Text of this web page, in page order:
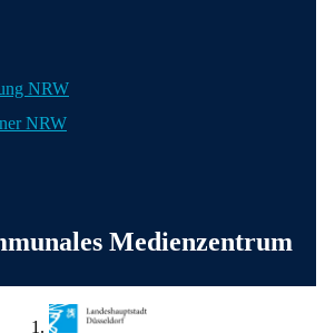
NRW
NRW
Medienzentrum